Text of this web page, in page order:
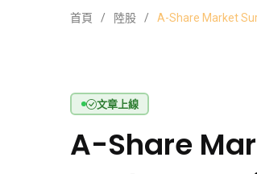
首頁 陸股 A-Share Market
文章上線
A-Share